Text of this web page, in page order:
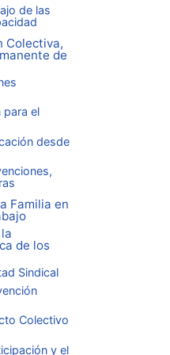
de las
Colectiva,
de
para el
desde
Familia en
de los
Sindical
Colectivo
y el